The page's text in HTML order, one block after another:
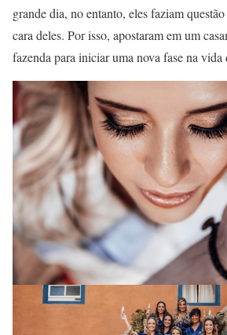
grande dia, no entanto, eles faziam
cara deles. Por isso, apostaram em um
fazenda para iniciar uma nova fase na vida